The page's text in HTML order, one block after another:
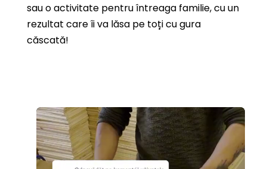
sau o activitate pentru întreaga familie, cu un
rezultat care îi va lăsa pe toți cu gura
căscată!